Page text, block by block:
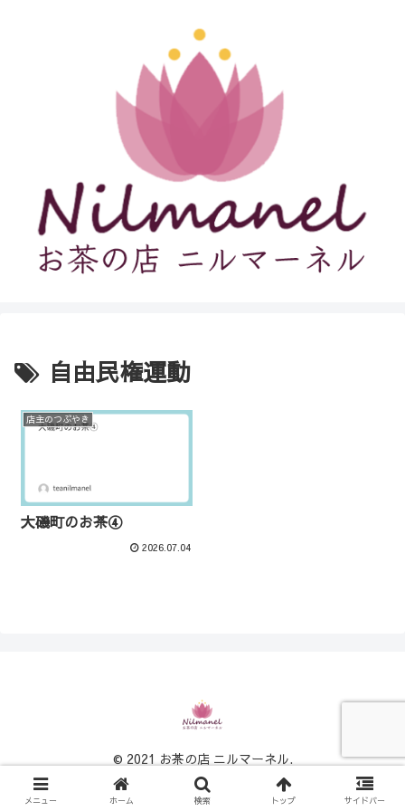
自由民権運動
店主のつぶやき
大磯町のお茶④
2026.07.04
© 2021 お茶の店 ニルマーネル.
メニュー ホーム 検索 トップ サイドバー